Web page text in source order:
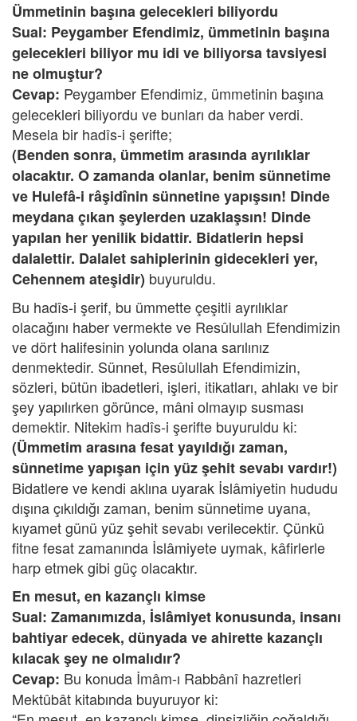
Ümmetinin başına gelecekleri biliyordu
Sual: Peygamber Efendimiz, ümmetinin başına
gelecekleri biliyor mu idi ve biliyorsa tavsiyesi
ne olmuştur?
Cevap: Peygamber Efendimiz, ümmetinin başına
gelecekleri biliyordu ve bunları da haber verdi.
Mesela bir hadîs-i şerifte;
(Benden sonra, ümmetim arasında ayrılıklar
olacaktır. O zamanda olanlar, benim sünnetime
ve Hulefâ-i râşidînin sünnetine yapışsın! Dinde
meydana çıkan şeylerden uzaklaşsın! Dinde
yapılan her yenilik bidattir. Bidatlerin hepsi
dalalettir. Dalalet sahiplerinin gidecekleri yer,
Cehennem ateşidir) buyuruldu.
Bu hadîs-i şerif, bu ümmette çeşitli ayrılıklar
olacağını haber vermekte ve Resûlullah Efendimizin
ve dört halifesinin yolunda olana sarılınız
denmektedir. Sünnet, Resûlullah Efendimizin,
sözleri, bütün ibadetleri, işleri, itikatları, ahlakı ve bir
şey yapılırken görünce, mâni olmayıp susması
demektir. Nitekim hadîs-i şerifte buyuruldu ki:
(Ümmetim arasına fesat yayıldığı zaman,
sünnetime yapışan için yüz şehit sevabı vardır!)
Bidatlere ve kendi aklına uyarak İslâmiyetin hududu
dışına çıkıldığı zaman, benim sünnetime uyana,
kıyamet günü yüz şehit sevabı verilecektir. Çünkü
fitne fesat zamanında İslâmiyete uymak, kâfirlerle
harp etmek gibi güç olacaktır.
En mesut, en kazançlı kimse
Sual: Zamanımızda, İslâmiyet konusunda, insanı
bahtiyar edecek, dünyada ve ahirette kazançlı
kılacak şey ne olmalıdır?
Cevap: Bu konuda İmâm-ı Rabbânî hazretleri
Mektûbât kitabında buyuruyor ki: